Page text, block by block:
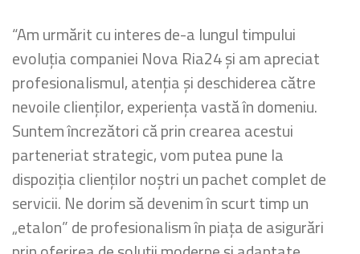
“Am urmărit cu interes de-a lungul timpului
evoluția companiei Nova Ria24 și am apreciat
profesionalismul, atenția și deschiderea către
nevoile clienților, experiența vastă în domeniu.
Suntem încrezători că prin crearea acestui
parteneriat strategic, vom putea pune la
dispoziția clienților noștri un pachet complet de
servicii. Ne dorim să devenim în scurt timp un
„etalon” de profesionalism în piața de asigurări